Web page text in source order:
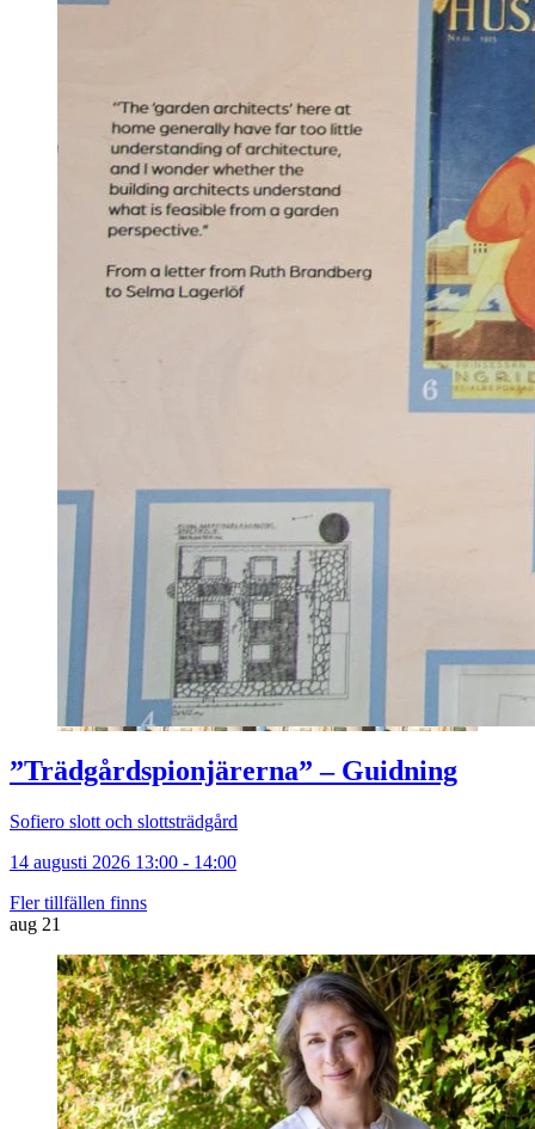
”Trädgårdspionjärerna” – Guidning
Sofiero slott och slottsträdgård
14 augusti 2026 13:00 - 14:00
Fler tillfällen finns
aug 21